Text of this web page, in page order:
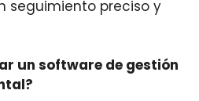
seguimiento preciso y
un software de gestión